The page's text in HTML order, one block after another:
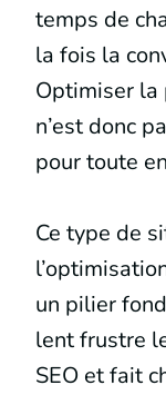
temps de
la fois la
Optimiser la
n’est donc
pour toute
Ce type de
un pilier
lent frustre
SEO et fait